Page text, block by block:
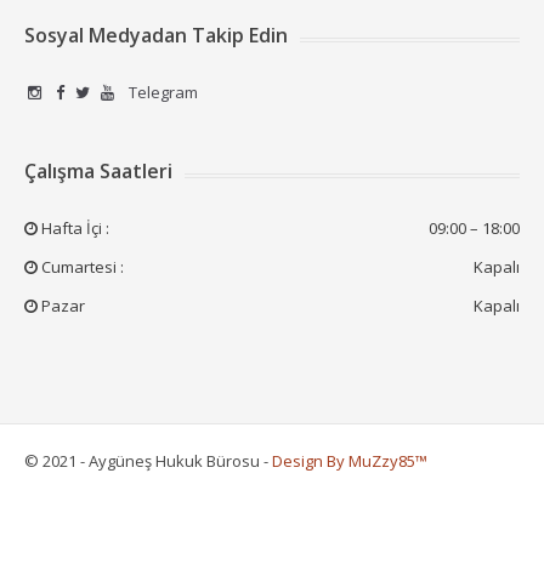
Sosyal Medyadan Takip Edin
Telegram
Çalışma Saatleri
Hafta İçi :
09:00 – 18:00
Cumartesi :
Kapalı
Pazar
Kapalı
© 2021 - Aygüneş Hukuk Bürosu -Design By MuZzy85™